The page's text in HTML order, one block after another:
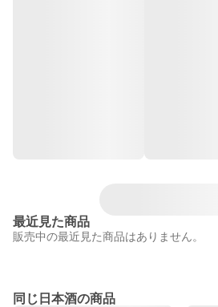
最近見た商品
販売中の最近見た商品はありません。
同じ日本酒の商品